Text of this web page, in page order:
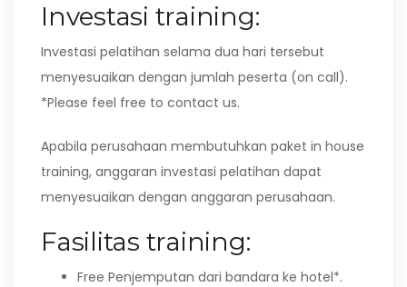
Investasi training:
Investasi pelatihan selama dua hari tersebut
menyesuaikan dengan jumlah peserta (on call).
*Please feel free to contact us.
Apabila perusahaan membutuhkan paket in house
training, anggaran investasi pelatihan dapat
menyesuaikan dengan anggaran perusahaan.
Fasilitas training:
Free Penjemputan dari bandara ke hotel*.